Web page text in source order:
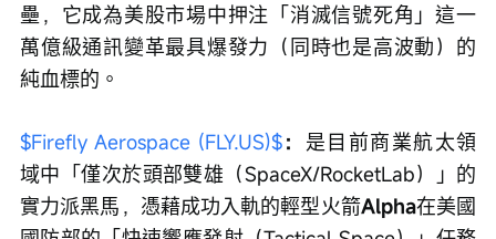
壘，它成為美股市場中押注「消滅信號死角」這一
萬億級通訊變革最具爆發力（同時也是高波動）的
純血標的。
$Firefly Aerospace (FLY.US)$： 是目前商業航太領
域中「僅次於頭部雙雄（SpaceX/RocketLab）」的
實力派黑馬，憑藉成功入軌的輕型火箭Alpha在美國